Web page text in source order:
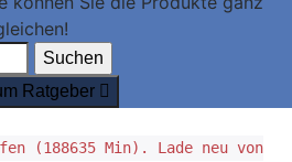
Suchen
Ratgeber
(188635 Min). Lade neu von